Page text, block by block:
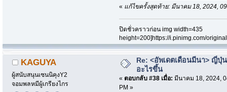
« แก้ไขครั้งสุดท้าย: มีนาคม 18, 2024,
ปิดชั่วคราวก่อน img width=435
height=200]https://i.pinimg.com/
KAGUYA
ผู้สนับสนุนเซนนิคุงY2
จอมพลหมีผู้เกรียงไกร
Re: <อัพเดตเดือนมีนา> ญี่ปุ่
อะไรขึ้น
« ตอบกลับ #38 เมื่อ: มีนาคม 18, 2024,
PM »